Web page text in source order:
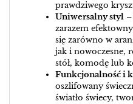
prawdziwego
Uniwersalny styl
zarazem
się zarówno w
jak i nowoczesne,
stół, komodę lub
Funkcjonalność i
oszlifowany
światło świecy,